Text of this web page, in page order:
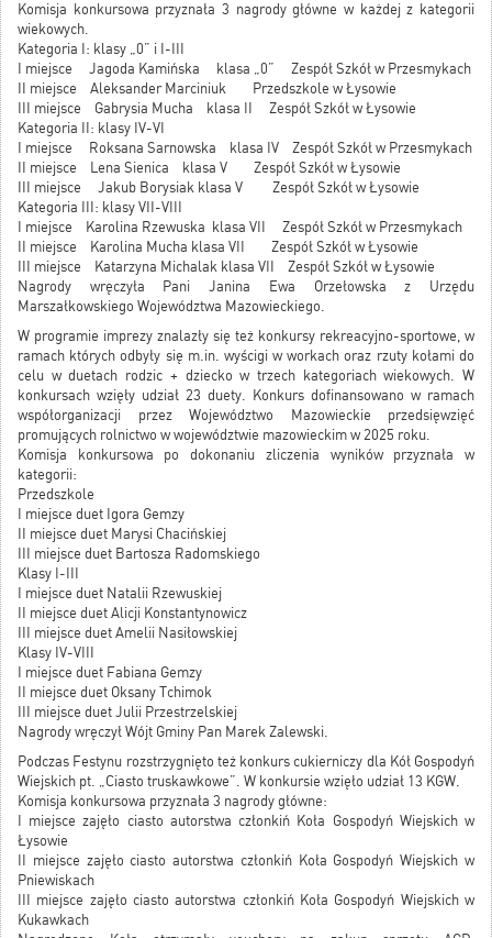
Komisja konkursowa przyznała 3 nagrody główne w każdej z kategorii
wiekowych.
Kategoria I: klasy „0” i I-III
I miejsce Jagoda Kamińska klasa „0” Zespół Szkół w Przesmykach
II miejsce Aleksander Marciniuk Przedszkole w Łysowie
III miejsce Gabrysia Mucha klasa II Zespół Szkół w Łysowie
Kategoria II: klasy IV-VI
I miejsce Roksana Sarnowska klasa IV Zespół Szkół w Przesmykach
II miejsce Lena Sienica klasa V Zespół Szkół w Łysowie
III miejsce Jakub Borysiak klasa V Zespół Szkół w Łysowie
Kategoria III: klasy VII-VIII
I miejsce Karolina Rzewuska klasa VII Zespół Szkół w Przesmykach
II miejsce Karolina Mucha klasa VII Zespół Szkół w Łysowie
III miejsce Katarzyna Michalak klasa VII Zespół Szkół w Łysowie
Nagrody wręczyła Pani Janina Ewa Orzełowska z Urzędu
Marszałkowskiego Województwa Mazowieckiego.
W programie imprezy znalazły się też konkursy rekreacyjno-sportowe, w
ramach których odbyły się m.in. wyścigi w workach oraz rzuty kołami do
celu w duetach rodzic + dziecko w trzech kategoriach wiekowych. W
konkursach wzięły udział 23 duety. Konkurs dofinansowano w ramach
współorganizacji przez Województwo Mazowieckie przedsięwzięć
promujących rolnictwo w województwie mazowieckim w 2025 roku.
Komisja konkursowa po dokonaniu zliczenia wyników przyznała w
kategorii:
Przedszkole
I miejsce duet Igora Gemzy
II miejsce duet Marysi Chacińskiej
III miejsce duet Bartosza Radomskiego
Klasy I-III
I miejsce duet Natalii Rzewuskiej
II miejsce duet Alicji Konstantynowicz
III miejsce duet Amelii Nasiłowskiej
Klasy IV-VIII
I miejsce duet Fabiana Gemzy
II miejsce duet Oksany Tchimok
III miejsce duet Julii Przestrzelskiej
Nagrody wręczył Wójt Gminy Pan Marek Zalewski.
Podczas Festynu rozstrzygnięto też konkurs cukierniczy dla Kół Gospodyń
Wiejskich pt. „Ciasto truskawkowe”. W konkursie wzięło udział 13 KGW.
Komisja konkursowa przyznała 3 nagrody główne:
I miejsce zajęło ciasto autorstwa członkiń Koła Gospodyń Wiejskich w
Łysowie
II miejsce zajęło ciasto autorstwa członkiń Koła Gospodyń Wiejskich w
Pniewiskach
III miejsce zajęło ciasto autorstwa członkiń Koła Gospodyń Wiejskich w
Kukawkach